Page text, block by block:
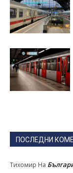
ПОСЛЕДНИ
Тихомир На